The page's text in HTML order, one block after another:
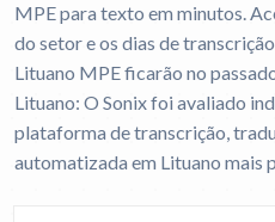
MPE para texto em minutos.
do setor e os dias de
Lituano MPE ficarão no
Lituano: O Sonix foi avaliado
plataforma de transcrição,
automatizada em Lituano mais